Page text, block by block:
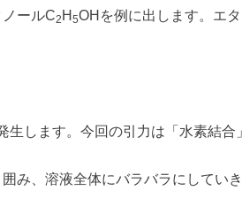
ールC2H5OHを例に出します。エ
します。今回の引力は「水素結合
み、溶液全体にバラバラにしていき